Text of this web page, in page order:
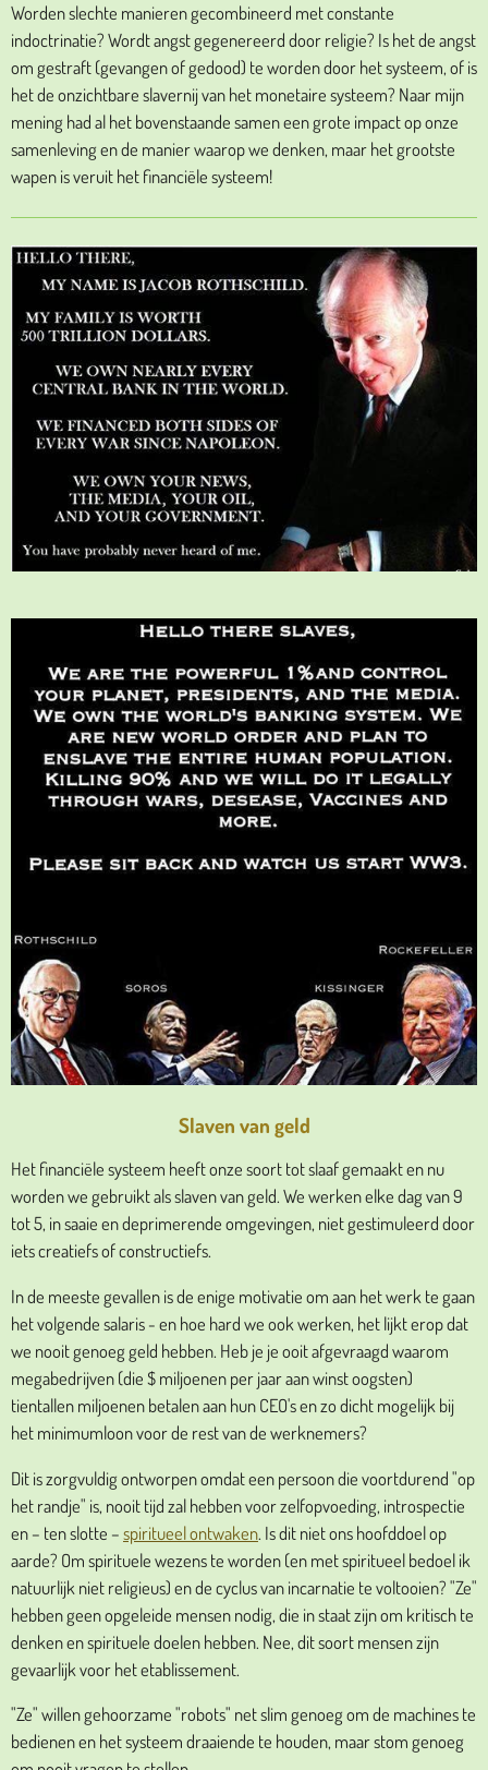
Worden slechte manieren gecombineerd met constante
indoctrinatie? Wordt angst gegenereerd door religie? Is het de angst
om gestraft (gevangen of gedood) te worden door het systeem, of is
het de onzichtbare slavernij van het monetaire systeem? Naar mijn
mening had al het bovenstaande samen een grote impact op onze
samenleving en de manier waarop we denken, maar het grootste
wapen is veruit het financiële systeem!
Slaven van geld
Het financiële systeem heeft onze soort tot slaaf gemaakt en nu
worden we gebruikt als slaven van geld. We werken elke dag van 9
tot 5, in saaie en deprimerende omgevingen, niet gestimuleerd door
iets creatiefs of constructiefs.
In de meeste gevallen is de enige motivatie om aan het werk te gaan
het volgende salaris - en hoe hard we ook werken, het lijkt erop dat
we nooit genoeg geld hebben. Heb je je ooit afgevraagd waarom
megabedrijven (die $ miljoenen per jaar aan winst oogsten)
tientallen miljoenen betalen aan hun CEO's en zo dicht mogelijk bij
het minimumloon voor de rest van de werknemers?
Dit is zorgvuldig ontworpen omdat een persoon die voortdurend "op
het randje" is, nooit tijd zal hebben voor zelfopvoeding, introspectie
en – ten slotte –spiritueel ontwaken. Is dit niet ons hoofddoel op
aarde? Om spirituele wezens te worden (en met spiritueel bedoel ik
natuurlijk niet religieus) en de cyclus van incarnatie te voltooien? "Ze"
hebben geen opgeleide mensen nodig, die in staat zijn om kritisch te
denken en spirituele doelen hebben. Nee, dit soort mensen zijn
gevaarlijk voor het etablissement.
"Ze" willen gehoorzame "robots" net slim genoeg om de machines te
bedienen en het systeem draaiende te houden, maar stom genoeg